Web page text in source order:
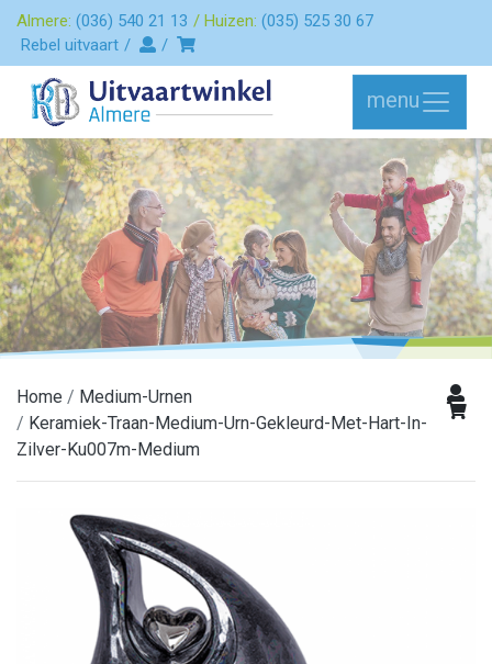
Almere: (036) 540 21 13 Huizen: (035) 525 30 67
Rebel uitvaart
menu
Home
Medium-Urnen
Keramiek-Traan-Medium-Urn-Gekleurd-Met-Hart-In-
Zilver-Ku007m-Medium